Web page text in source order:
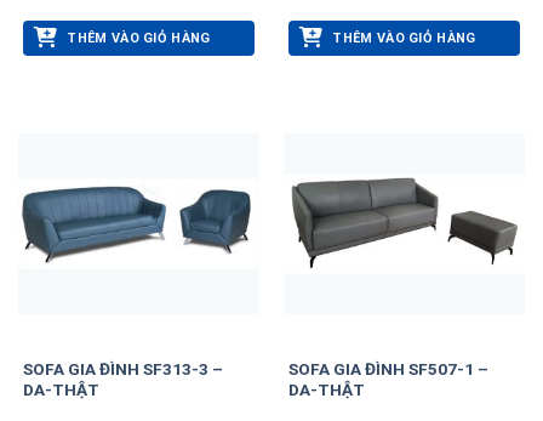
THÊM VÀO GIỎ HÀNG THÊM VÀO GIỎ HÀNG
SOFA GIA ĐÌNH SF313-3 –
DA-THẬT
SOFA GIA ĐÌNH SF507-1 –
DA-THẬT